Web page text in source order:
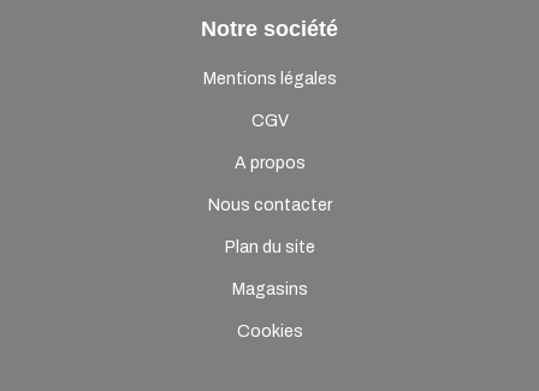
Notre société
Mentions légales
CGV
A propos
Nous contacter
Plan du site
Magasins
Cookies